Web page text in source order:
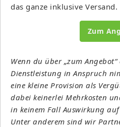
das ganze inklusive Versand.
Zum
Wenn du über „zum
Dienstleistung in Anspruch
eine kleine Provision als
dabei keinerlei Mehrkosten
in keinem Fall Auswirkung
Unter anderem sind wir